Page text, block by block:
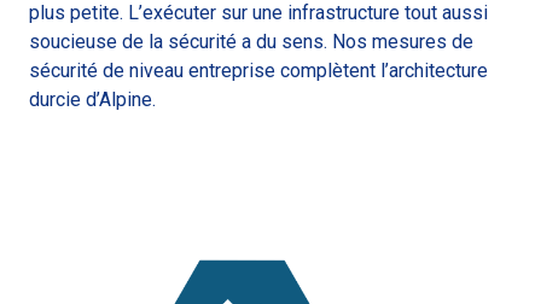
plus petite. L’exécuter sur une infrastructure tout aussi
soucieuse de la sécurité a du sens. Nos mesures de
sécurité de niveau entreprise complètent l’architecture
durcie d’Alpine.